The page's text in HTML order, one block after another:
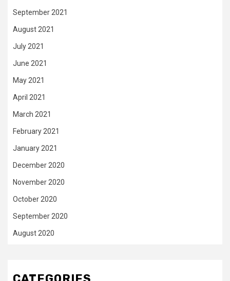
September 2021
August 2021
July 2021
June 2021
May 2021
April 2021
March 2021
February 2021
January 2021
December 2020
November 2020
October 2020
September 2020
August 2020